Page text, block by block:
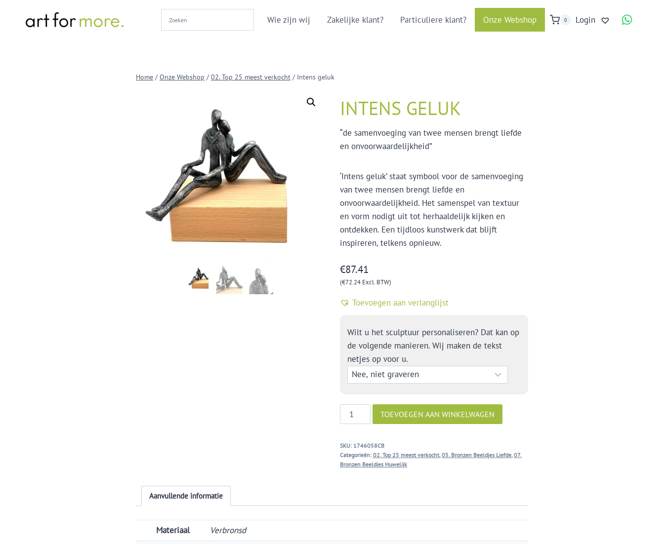
Wie zijn wij Zakelijke klant? Particuliere klant? Onze Webshop 0 Login
Home / Onze Webshop / 02. Top 25 meest verkocht / Intens geluk
INTENS GELUK
“de samenvoeging van twee mensen brengt liefde
en onvoorwaardelijkheid”
‘Intens geluk’ staat symbool voor de samenvoeging
van twee mensen brengt liefde en
onvoorwaardelijkheid. Het samenspel van textuur
en vorm nodigt uit tot herhaaldelijk kijken en
ontdekken. Een tijdloos kunstwerk dat blijft
inspireren, telkens opnieuw.
€87.41
(€72.24Excl. BTW)
Toevoegen aan verlanglijst
Wilt u het sculptuur personaliseren? Dat kan op
de volgende manieren. Wij maken de tekst
netjes op voor u.
Intens
geluk
TOEVOEGEN AAN WINKELWAGEN
SKU: 1746058CB
Categorieën: 02. Top 25 meest verkocht, 05. Bronzen Beeldjes Liefde, 07.
Bronzen Beeldjes Huwelijk
Aanvullende informatie
Materiaal
Verbronsd